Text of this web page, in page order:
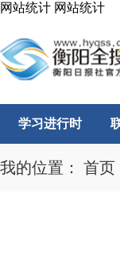
网站统计 网站统计
学习进行时
我的位置： 首页